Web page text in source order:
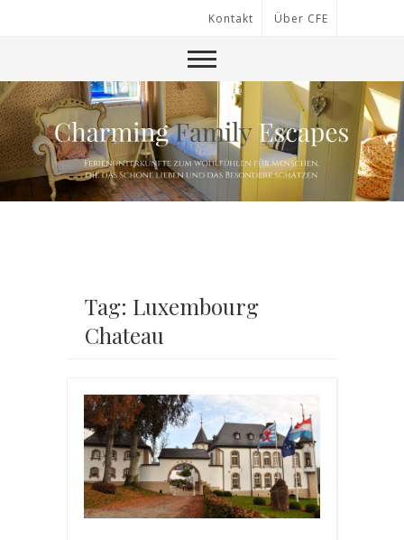
Kontakt Über CFE
Tag: Luxembourg
Chateau